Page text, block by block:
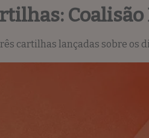
cartilhas lançadas sobre os